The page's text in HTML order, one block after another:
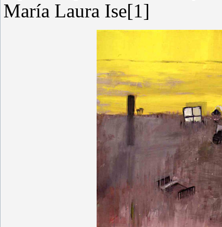
María Laura Ise[1]